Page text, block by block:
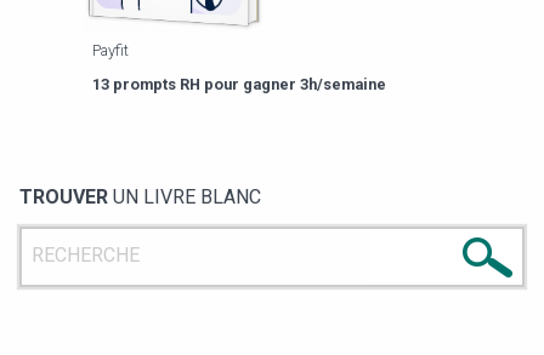
Payfit
13 prompts RH pour gagner 3h/semaine
TROUVER UN LIVRE BLANC